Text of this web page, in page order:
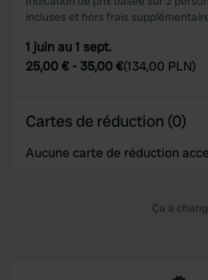
may combine it with other
provided to them or that they’ve
of their services.
incluses et hors frais
1 juin au 1 sept.
25,00 € - 35,00 €(134,00 PLN)
Cartes de réduction (0)
Aucune carte de réduction
Ça a